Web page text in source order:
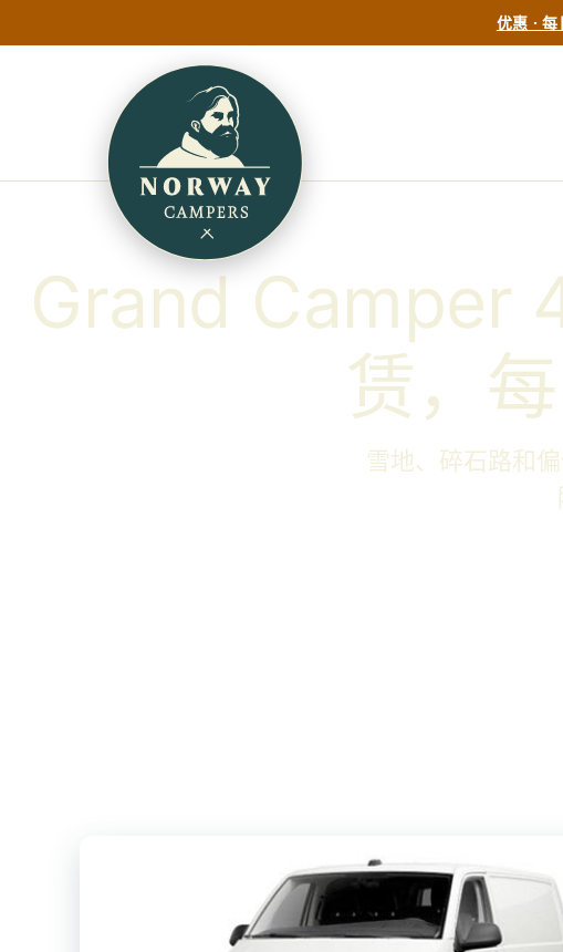
优惠 ·
Grand Camper
赁，
雪地、碎石路和